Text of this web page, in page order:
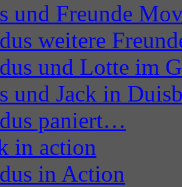
und Freunde
weitere
und Lotte im
und Jack in
paniert…
in action
in Action